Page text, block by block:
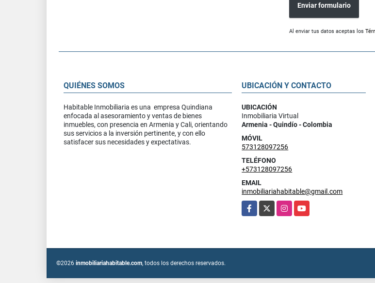
Enviar formulario
Al enviar tus datos aceptas los
QUIÉNES SOMOS
Habitable Inmobiliaria es una empresa Quindiana
enfocada al asesoramiento y ventas de bienes
inmuebles, con presencia en Armenia y Cali, orientando
sus servicios a la inversión pertinente, y con ello
satisfacer sus necesidades y expectativas.
UBICACIÓN Y CONTACTO
UBICACIÓN
Inmobiliaria Virtual
Armenia - Quindío - Colombia
MÓVIL
573128097256
TELÉFONO
+573128097256
EMAIL
inmobiliariahabitable@gmail.com
Facebook
X InstagramYouTube
©2026 inmobiliariahabitable.com, todos los derechos reservados.